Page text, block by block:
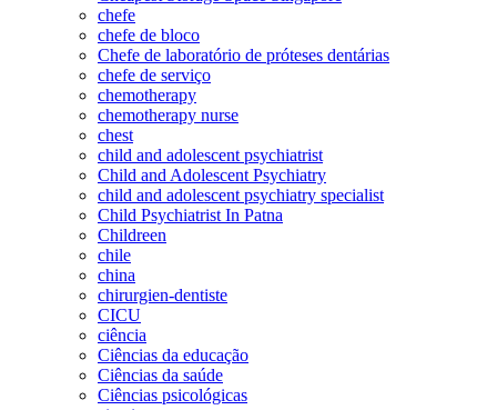
chefe
chefe de bloco
Chefe de laboratório de próteses dentárias
chefe de serviço
chemotherapy
chemotherapy nurse
chest
child and adolescent psychiatrist
Child and Adolescent Psychiatry
child and adolescent psychiatry specialist
Child Psychiatrist In Patna
Childreen
chile
china
chirurgien-dentiste
CICU
ciência
Ciências da educação
Ciências da saúde
Ciências psicológicas